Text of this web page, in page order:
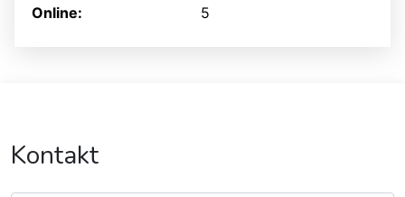
Online: 5
Kontakt